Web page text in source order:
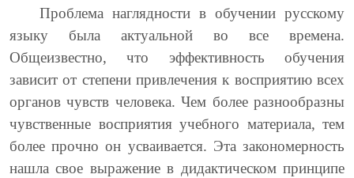
Проблема наглядности в обучении русскому
языку была актуальной во все времена.
Общеизвестно, что эффективность обучения
зависит от степени привлечения к восприятию всех
органов чувств человека. Чем более разнообразны
чувственные восприятия учебного материала, тем
более прочно он усваивается. Эта закономерность
нашла свое выражение в дидактическом принципе